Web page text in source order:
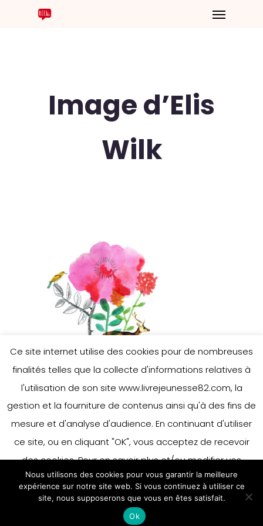
Image d’Elis
Wilk
Ce site internet utilise des cookies pour de nombreuses
finalités telles que la collecte d'informations relatives à
l'utilisation de son site www.livrejeunesse82.com, la
gestion et la fourniture de contenus ainsi qu'à des fins de
mesure et d'analyse d'audience. En continuant d'utiliser
ce site, ou en cliquant "OK", vous acceptez de recevoir
des cookies. Pour en savoir plus et/ou modifier vos
préférences en matière de cookies, merci de vous référer
à notre politique sur les cookies.
Accepter
En savoir plus
Nous utilisons des cookies pour vous garantir la meilleure
expérience sur notre site web. Si vous continuez à utiliser ce
site, nous supposerons que vous en êtes satisfait.
Ok